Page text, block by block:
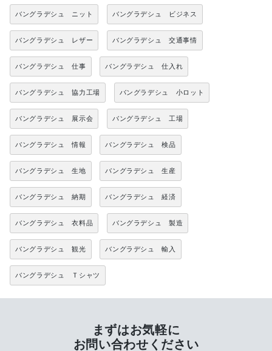
バングラデシュ ニット バングラデシュ ビジネス
バングラデシュ レザー バングラデシュ 交通事情
バングラデシュ 仕事 バングラデシュ 仕入れ
バングラデシュ 協力工場 バングラデシュ 小ロット
バングラデシュ 展示会 バングラデシュ 工場
バングラデシュ 情報 バングラデシュ 検品
バングラデシュ 生地 バングラデシュ 生産
バングラデシュ 納期 バングラデシュ 経済
バングラデシュ 衣料品 バングラデシュ 製造
バングラデシュ 観光 バングラデシュ 輸入
バングラデシュ Ｔシャツ
まずはお気軽に
お問い合わせください